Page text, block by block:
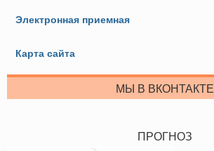
Электронная приемная
Карта сайта
МЫ В ВКОНТАКТЕ
ПРОГНОЗ